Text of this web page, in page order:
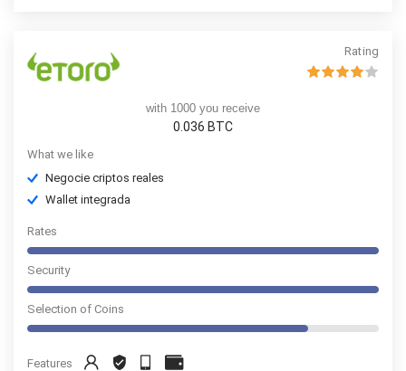
Rating
with 1000 you receive
0.036 BTC
What we like
Negocie criptos reales
Wallet integrada
Rates
Security
Selection of Coins
Features